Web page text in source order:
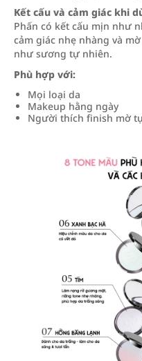
Kết cấu và cảm giác khi
Phấn có kết cấu mịn như
cảm giác nhẹ nhàng và
như sương tự nhiên.
Phù hợp với:
Mọi loại da
Makeup hằng ngày
Người thích finish mờ